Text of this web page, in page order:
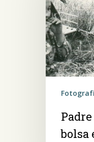
cargando
una
bolsa
en
el
campo
bolsa